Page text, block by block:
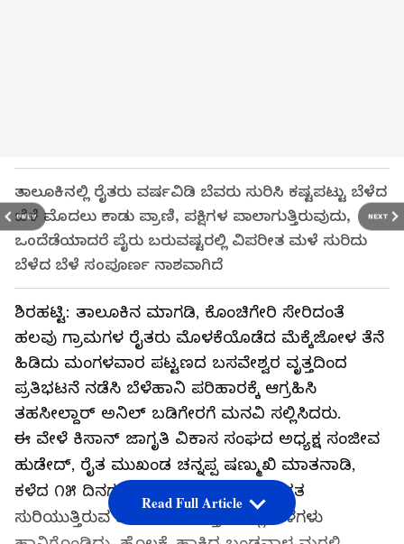
PREV NEXT
ತಾಲೂಕಿನಲ್ಲಿ ರೈತರು ವರ್ಷವಿಡಿ ಬೆವರು ಸುರಿಸಿ ಕಷ್ಟಪಟ್ಟು ಬೆಳೆದ
ಬೆಳೆ ಮೊದಲು ಕಾಡು ಪ್ರಾಣಿ, ಪಕ್ಷಿಗಳ ಪಾಲಾಗುತ್ತಿರುವುದು,
ಒಂದೆಡೆಯಾದರೆ ಪೈರು ಬರುವಷ್ಟರಲ್ಲಿ ವಿಪರೀತ ಮಳೆ ಸುರಿದು
ಬೆಳೆದ ಬೆಳೆ ಸಂಪೂರ್ಣ ನಾಶವಾಗಿದೆ
ಶಿರಹಟ್ಟಿ: ತಾಲೂಕಿನ ಮಾಗಡಿ, ಕೊಂಚಿಗೇರಿ ಸೇರಿದಂತೆ
ಹಲವು ಗ್ರಾಮಗಳ ರೈತರು ಮೊಳಕೆಯೊಡೆದ ಮೆಕ್ಕೆಜೋಳ ತೆನೆ
ಹಿಡಿದು ಮಂಗಳವಾರ ಪಟ್ಟಣದ ಬಸವೇಶ್ವರ ವೃತ್ತದಿಂದ
ಪ್ರತಿಭಟನೆ ನಡೆಸಿ ಬೆಳೆಹಾನಿ ಪರಿಹಾರಕ್ಕೆ ಆಗ್ರಹಿಸಿ
ತಹಸೀಲ್ದಾರ್ ಅನಿಲ್ ಬಡಿಗೇರಗೆ ಮನವಿ ಸಲ್ಲಿಸಿದರು.
ಈ ವೇಳೆ ಕಿಸಾನ್ ಜಾಗೃತಿ ವಿಕಾಸ ಸಂಘದ ಅಧ್ಯಕ್ಷ ಸಂಜೀವ
ಹುಡೇದ್, ರೈತ ಮುಖಂಡ ಚನ್ನಪ್ಪ ಷಣ್ಮುಖಿ ಮಾತನಾಡಿ,
ಕಳೆದ ೧೫ ದಿನಗಳಿಂದ ತಾಲೂಕಿನಾದ್ಯಂತ ಸತತ
ಸುರಿಯುತ್ತಿರುವ ಮಳೆಯಿಂದ ಬಿತ್ತಿದ ಎಲ್ಲ ಬೆಳೆಗಳು
Read Full Article